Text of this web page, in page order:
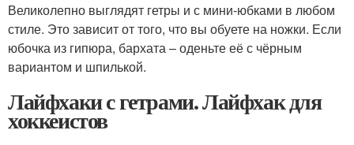
Великолепно выглядят гетры и с мини-юбками в любом
стиле. Это зависит от того, что вы обуете на ножки. Если
юбочка из гипюра, бархата – оденьте её с чёрным
вариантом и шпилькой.
Лайфхаки с гетрами. Лайфхак для
хоккеистов